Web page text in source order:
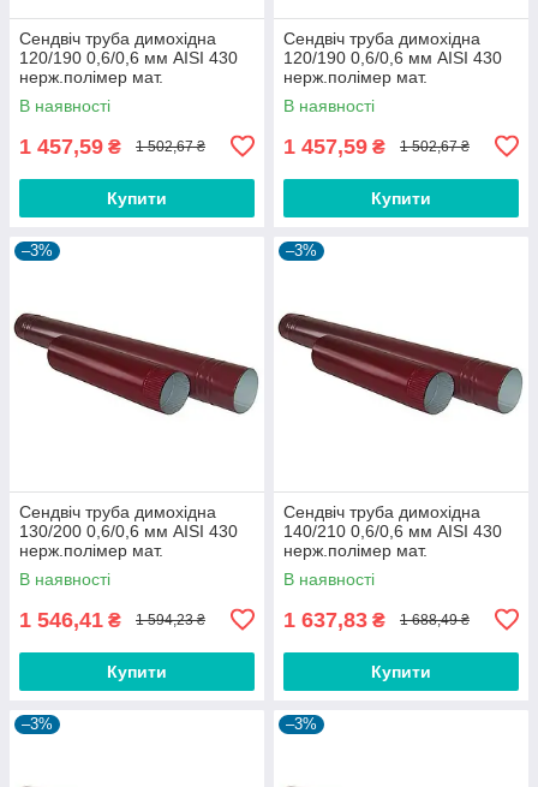
Сендвіч труба димохідна
120/190 0,6/0,6 мм AISI 430
нерж.полімер мат.
В наявності
1 457,59 ₴ 1 502,67 ₴
Купити
Сендвіч труба димохідна
120/190 0,6/0,6 мм AISI 430
нерж.полімер мат.
В наявності
1 457,59 ₴ 1 502,67 ₴
Купити
–3%
Сендвіч труба димохідна
130/200 0,6/0,6 мм AISI 430
нерж.полімер мат.
В наявності
1 546,41 ₴ 1 594,23 ₴
Купити
–3%
Сендвіч труба димохідна
140/210 0,6/0,6 мм AISI 430
нерж.полімер мат.
В наявності
1 637,83 ₴ 1 688,49 ₴
Купити
–3% –3%